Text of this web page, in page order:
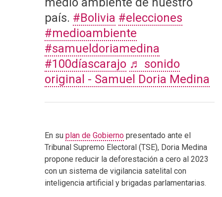
país. #Bolivia #elecciones
#medioambiente
#samueldoriamedina
#100díascarajo ♬ sonido
original - Samuel Doria Medina
En su plan de Gobierno presentado ante el
Tribunal Supremo Electoral (TSE), Doria Medina
propone reducir la deforestación a cero al 2023
con un sistema de vigilancia satelital con
inteligencia artificial y brigadas parlamentarias.